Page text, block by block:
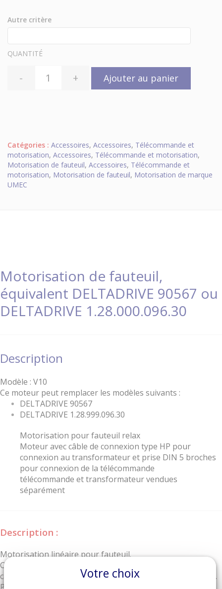
Autre critère
QUANTITÉ
- + Ajouter au panier
Catégories : Accessoires, Accessoires, Télécommande et
motorisation, Accessoires, Télécommande et motorisation,
Motorisation de fauteuil, Accessoires, Télécommande et
motorisation, Motorisation de fauteuil, Motorisation de marque
UMEC
Motorisation de fauteuil,
équivalent DELTADRIVE 90567 ou
DELTADRIVE 1.28.000.096.30
Description
Modèle : V10
Ce moteur peut remplacer les modèles suivants :
DELTADRIVE 90567
DELTADRIVE 1.28.999.096.30
Motorisation pour fauteuil relax
Moteur avec câble de connexion type HP pour
connexion au transformateur et prise DIN 5 broches
pour connexion de la télécommande
télécommande et transformateur vendues
séparément
Description :
Motorisation linéaire pour fauteuil.
Convient pour tout type de fauteuil relax ayant les mêmes
caractéristiques de puissance et de montage (voir croquis).
Peu bruyant et peu gourmand en énergie
Votre choix